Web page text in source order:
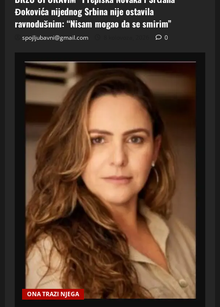
Đokovića nijednog Srbina nije ostavila
ravnodušnim: “Nisam mogao da se smirim”
spojljubavni@gmail.com 0
ONA TRAZI NJEGA